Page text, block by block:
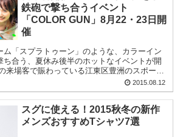
鉄砲で撃ち合うイベント
「COLOR GUN」8月22・23日開
催
ム「スプラトゥーン」のような、カラーイン
ち合う、夏休み後半のホットなイベントが開
来場客で賑わっている江東区豊洲のスポーツ
2015.08.12
スグに使える！2015秋冬の新作
メンズおすすめTシャツ7選